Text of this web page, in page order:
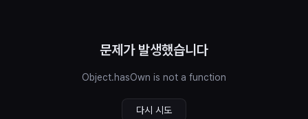
문제가 발생했습니다
Object.hasOwn is not a function
다시 시도